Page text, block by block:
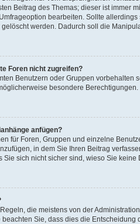
Beitrag des Themas; dieser ist immer
bearbeiten. Sollte
werden. Dadurch soll die
Foren nicht zugreifen?
Benutzern oder Gruppen
besondere
anfügen?
für Foren, Gruppen und einzelne
in dem Sie Ihren Beitrag
Sie sich nicht sicher sind, wieso Sie
die meistens von der
Sie, dass dies die